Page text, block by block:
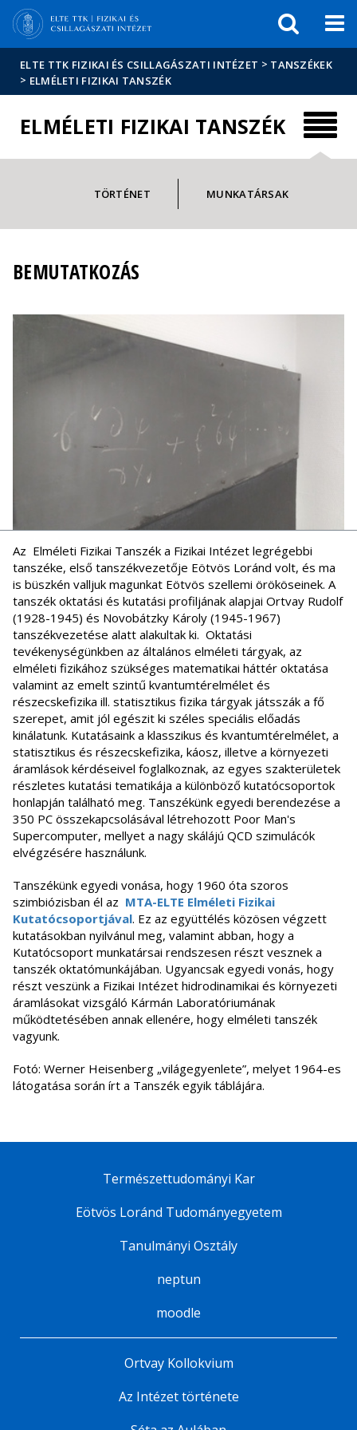
Események
sajtóban
ELTE TTK FIZIKAI ÉS CSILLAGÁSZATI INTÉZET > TANSZÉKEK
> ELMÉLETI FIZIKAI TANSZÉK
ELMÉLETI FIZIKAI TANSZÉK
TÖRTÉNET MUNKATÁRSAK
BEMUTATKOZÁS
Az Elméleti Fizikai Tanszék a Fizikai Intézet legrégebbi
tanszéke, első tanszékvezetője Eötvös Loránd volt, és ma
is büszkén valljuk magunkat Eötvös szellemi örököseinek. A
tanszék oktatási és kutatási profiljának alapjai Ortvay Rudolf
(1928-1945) és Novobátzky Károly (1945-1967)
tanszékvezetése alatt alakultak ki. Oktatási
tevékenységünkben az általános elméleti tárgyak, az
elméleti fizikához szükséges matematikai háttér oktatása
valamint az emelt szintű kvantumtérelmélet és
részecskefizika ill. statisztikus fizika tárgyak játsszák a fő
szerepet, amit jól egészit ki széles speciális előadás
kinálatunk. Kutatásaink a klasszikus és kvantumtérelmélet, a
statisztikus és részecskefizika, káosz, illetve a környezeti
áramlások kérdéseivel foglalkoznak, az egyes szakterületek
részletes kutatási tematikája a különböző kutatócsoportok
honlapján található meg. Tanszékünk egyedi berendezése a
350 PC összekapcsolásával létrehozott Poor Man's
Supercomputer, mellyet a nagy skálájú QCD szimulácók
elvégzésére használunk.
Tanszékünk egyedi vonása, hogy 1960 óta szoros
szimbiózisban él az MTA-ELTE Elméleti Fizikai
Kutatócsoportjával. Ez az együttélés közösen végzett
kutatásokban nyilvánul meg, valamint abban, hogy a
Kutatócsoport munkatársai rendszesen részt vesznek a
tanszék oktatómunkájában. Ugyancsak egyedi vonás, hogy
részt veszünk a Fizikai Intézet hidrodinamikai és környezeti
áramlásokat vizsgáló Kármán Laboratóriumának
működtetésében annak ellenére, hogy elméleti tanszék
vagyunk.
Fotó: Werner Heisenberg „világegyenlete”, melyet 1964-es
látogatása során írt a Tanszék egyik táblájára.
Természettudományi Kar
Eötvös Loránd Tudományegyetem
Tanulmányi Osztály
neptun
moodle
Ortvay Kollokvium
Az Intézet története